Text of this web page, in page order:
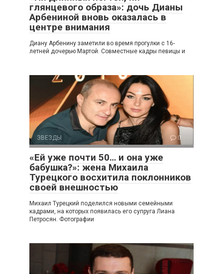
глянцевого образа»: дочь Дианы
Арбениной вновь оказалась в
центре внимания
Диану Арбенину заметили во время прогулки с 16-
летней дочерью Мартой. Совместные кадры певицы и
ЗВЕЗДЫ 0
«Ей уже почти 50… и она уже
бабушка?»: жена Михаила
Турецкого восхитила поклонников
своей внешностью
Михаил Турецкий поделился новыми семейными
кадрами, на которых появилась его супруга Лиана
Петросян. Фотографии